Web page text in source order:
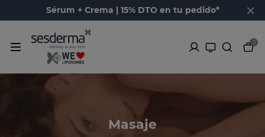
Sérum + Crema | 15% DTO en tu pedido*
0
Masaje